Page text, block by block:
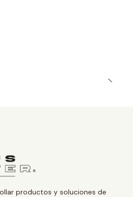
productos y soluciones de